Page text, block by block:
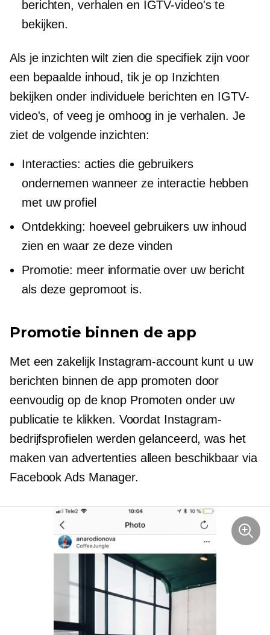
berichten, verhalen en IGTV-video's te
bekijken.
Als je inzichten wilt zien die specifiek zijn voor
een bepaalde inhoud, tik je op Inzichten
bekijken onder individuele berichten en IGTV-
video's, of veeg je omhoog in je verhalen. Je
ziet de volgende inzichten:
Interacties: acties die gebruikers
ondernemen wanneer ze interactie hebben
met uw profiel
Ontdekking: hoeveel gebruikers uw inhoud
zien en waar ze deze vinden
Promotie: meer informatie over uw bericht
als deze gepromoot is.
Promotie binnen de app
Met een zakelijk Instagram-account kunt u uw
berichten binnen de app promoten door
eenvoudig op de knop Promoten onder uw
publicatie te klikken. Voordat Instagram-
bedrijfsprofielen werden gelanceerd, was het
maken van advertenties alleen beschikbaar via
Facebook Ads Manager.